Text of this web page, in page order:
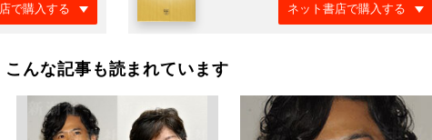
で購入する ネット書店で購入する
こんな記事も読まれています